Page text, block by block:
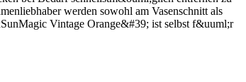
werden sowohl am Vasenschnitt als
Vintage Orange&#39; ist selbst f&uuml;r